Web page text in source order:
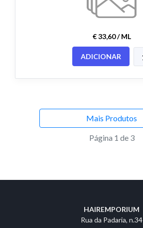
€ 33,60 / ML
ADICIONAR
Mais Produtos
Página 1 de 3
HAIREMPORIUM
Rua da Padaria, n.34